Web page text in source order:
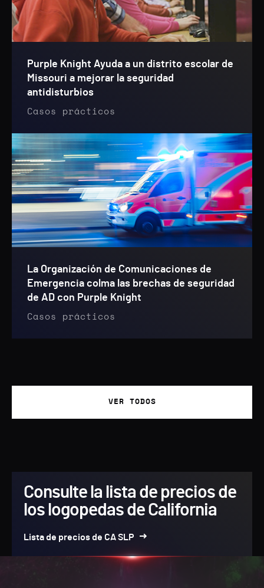
Purple Knight Ayuda a un distrito escolar de
Missouri a mejorar la seguridad
antidisturbios
Casos prácticos
La Organización de Comunicaciones de
Emergencia colma las brechas de seguridad
de AD con Purple Knight
Casos prácticos
VER TODOS
Consulte la lista de precios de
los logopedas de California
Lista de precios de CA SLP